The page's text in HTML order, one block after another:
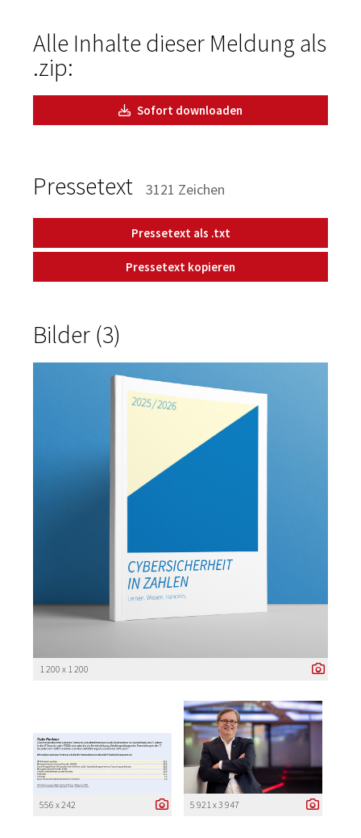
Alle Inhalte dieser Meldung als
.zip:
Sofort downloaden
Pressetext 3121 Zeichen
Pressetext als .txt
Pressetext kopieren
Bilder (3)
1 200 x 1 200
556 x 242 5 921 x 3 947